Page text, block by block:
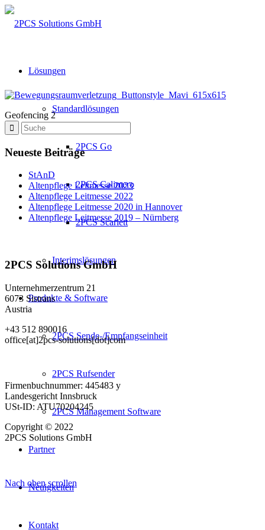
Lösungen
Standardlösungen
2PCS Go
2PCS Calimero
2PCS Scarlett
Interimslösungen
Produkte & Software
2PCS Sende-/Empfangseinheit
2PCS Rufsender
2PCS Management Software
Partner
Neuigkeiten
Kontakt
Geofencing 2
Neueste Beiträge
StAnD
Altenpflege Leitmesse 2023
Altenpflege Leitmesse 2022
Altenpflege Leitmesse 2020 in Hannover
Altenpflege Leitmesse 2019 – Nürnberg
2PCS Solutions GmbH
Unternehmerzentrum 21
6073 Sistrans
Austria
+43 512 890016
office[at]2pcs-solutions[dot]com
Firmenbuchnummer: 445483 y
Landesgericht Innsbruck
USt-ID: ATU70204245
Copyright © 2022
2PCS Solutions GmbH
Nach oben scrollen